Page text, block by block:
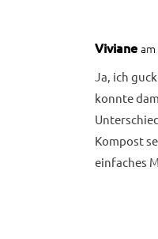
Viviane
Ja, ich
konnte
Kompost
einfaches